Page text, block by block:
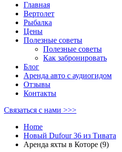
Главная
Вертолет
Рыбалка
Цены
Полезные советы
Полезные советы
Как забронировать
Блог
Аренда авто с аудиогидом
Отзывы
Контакты
Связаться с нами >>>
Home
Новый Dufour 36 из Тивата
Аренда яхты в Которе (9)